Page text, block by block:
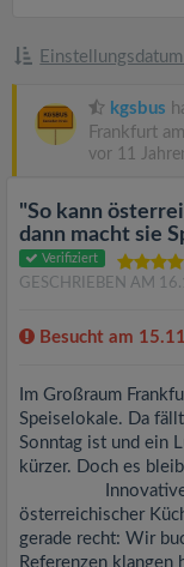
Einstellungsdatum
kgsbus
Frankfurt
vor 11
"So kann
dann macht sie
Verifiziert
GESCHRIEBEN AM
Besucht am
Im Großraum
Speiselokale. Da
Sonntag ist und ein
kürzer. Doch es
Innovative
österreichischer
gerade recht: Wir
Referenzen